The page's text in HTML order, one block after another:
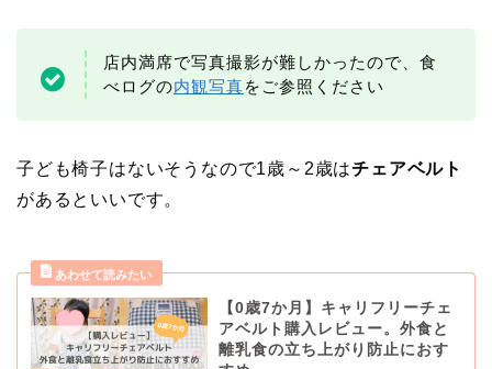
店内満席で写真撮影が難しかったので、食
べログの内観写真をご参照ください
子ども椅子はないそうなので1歳～2歳はチェアベルト
があるといいです。
【0歳7か月】キャリフリーチェ
アベルト購入レビュー。外食と
離乳食の立ち上がり防止におす